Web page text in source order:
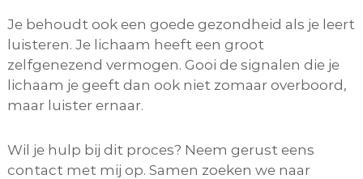
Je behoudt ook een goede gezondheid als je leert
luisteren. Je lichaam heeft een groot
zelfgenezend vermogen. Gooi de signalen die je
lichaam je geeft dan ook niet zomaar overboord,
maar luister ernaar.
Wil je hulp bij dit proces? Neem gerust eens
contact met mij op. Samen zoeken we naar